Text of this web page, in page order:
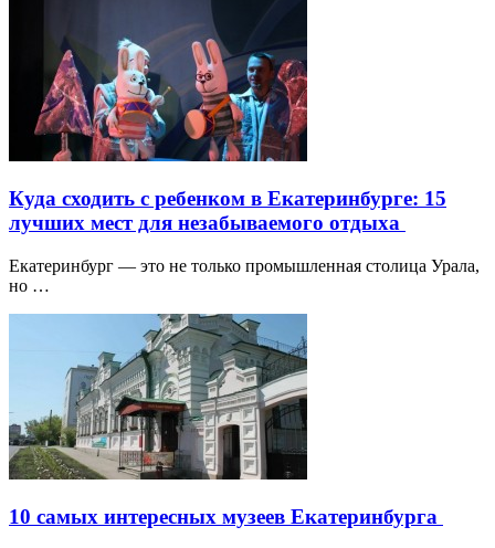
Куда сходить с ребенком в Екатеринбурге: 15
лучших мест для незабываемого отдыха
Екатеринбург — это не только промышленная столица Урала,
но …
10 самых интересных музеев Екатеринбурга